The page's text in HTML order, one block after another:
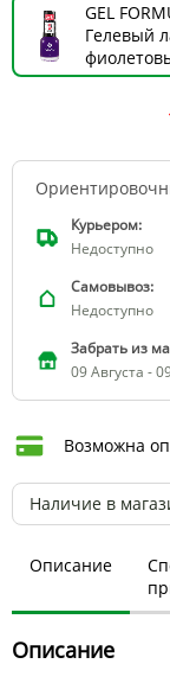
GEL
Гелевый
Курьером:
Недоступно
Самовывоз:
Недоступно
Забрать из
09 Августа -
Возможна
Наличие в
Описание
Описание